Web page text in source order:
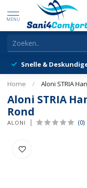
MENU
Snelle &
Home / Aloni STRIA
Aloni STRIA
Rond
ALONI (0)